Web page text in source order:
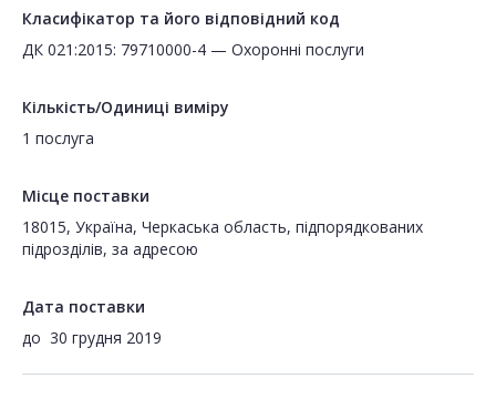
Класифікатор та його відповідний код
ДК 021:2015: 79710000-4 — Охоронні послуги
Кількість/Одиниці виміру
1 послуга
Місце поставки
18015, Україна, Черкаська область, підпорядкованих
підрозділів, за адресою
Дата поставки
до 30 грудня 2019